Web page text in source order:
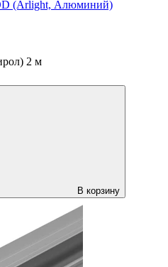
(Arlight, Алюминий)
2 м
В корзину